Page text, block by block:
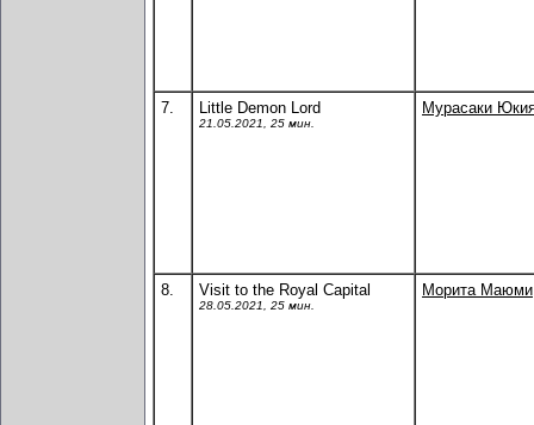
7. Little Demon Lord
21.05.2021, 25 мин.
Мурасаки
8. Visit to the Royal Capital
28.05.2021, 25 мин.
Морита Маюми